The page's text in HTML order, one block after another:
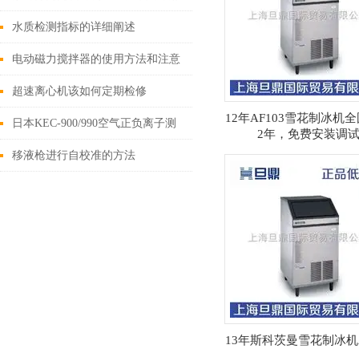
程
水质检测指标的详细阐述
电动磁力搅拌器的使用方法和注意
事项
超速离心机该如何定期检修
日本KEC-900/990空气正负离子测
试仪使用说明书
移液枪进行自校准的方法
12年AF103雪花制冰机
2年，免费安装调试
13年斯科茨曼雪花制冰